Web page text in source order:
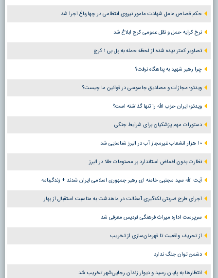
حکم قصاص عامل شهادت مامور نیروی انتظامی در چهارباغ اجرا شد
نرخ کرایه حمل و نقل عمومی کرج ابلاغ شد
تصاویر کمتر دیده شده از لحظه حمله به پل بی ۱ کرج
چرا رهبر شهید به پناهگاه نرفت؟
ویدئو؛ مجازات و مصادیق جاسوسی در قوانین ما چیست؟
ویدئو؛ ایران حزب الله را تنها گذاشته است؟
دستورات مهم پزشکیان برای شرایط جنگی
۱۰ هزار انشعاب غیرمجاز آب در البرز شناسایی شد
نظارت بدون اغماض استاندارد بر مصنوعات طلا در البرز
آیت الله سید مجتبی خامنه ای رهبر جمهوری اسلامی ایران شدند + زندگینامه
اجرای طرح ضربتی لکه‌گیری آسفالت در ماهدشت به مناسبت استقبال از بهار
سرپرست اداره میراث فرهنگی فردیس معرفی شد
از تحریف واقعیت تا قهرمان‌سازی از تخریب
دشمن توان جنگ ندارد
انتظارها به پایان رسید و دیوار زندان رجایی‌شهر تخریب شد